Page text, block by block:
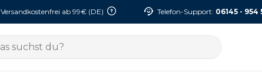
Versandkostenfrei ab 99€ (DE) Telefon-Support: 06145 - 954